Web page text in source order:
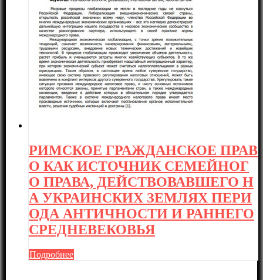
РИМСКОЕ ГРАЖДАНСКОЕ ПРАВ
О КАК ИСТОЧНИК СЕМЕЙНОГ
О ПРАВА, ДЕЙСТВОВАВШЕГО Н
А УКРАИНСКИХ ЗЕМЛЯХ ПЕРИ
ОДА АНТИЧНОСТИ И РАННЕГО
СРЕДНЕВЕКОВЬЯ
Подробнее